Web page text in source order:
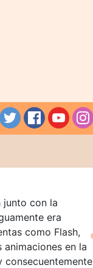
junto con la
era
como Flash,
en la